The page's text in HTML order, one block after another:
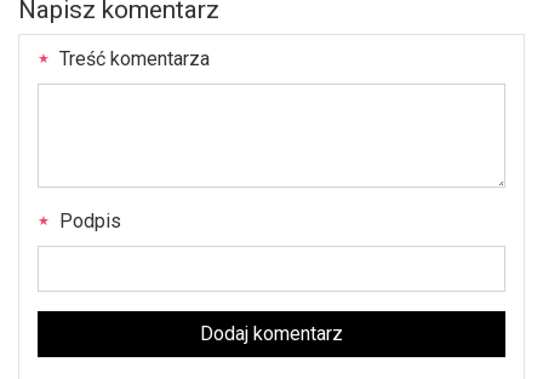
Napisz komentarz
Treść komentarza
Podpis
Dodaj komentarz